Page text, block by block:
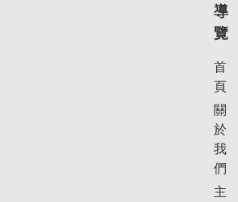
導
覽
首
頁
關
於
我
們
主